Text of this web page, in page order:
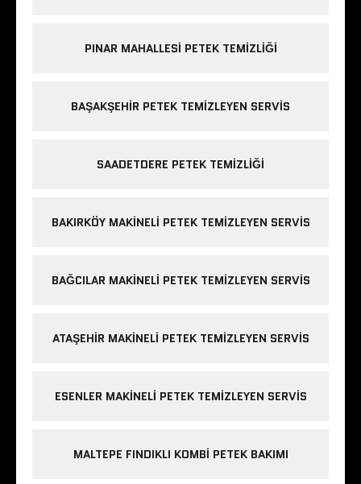
PINAR MAHALLESI PETEK TEMIZLIĞI
BAŞAKŞEHIR PETEK TEMIZLEYEN SERVIS
SAADETDERE PETEK TEMIZLIĞI
BAKIRKÖY MAKINELI PETEK TEMIZLEYEN SERVIS
BAĞCILAR MAKINELI PETEK TEMIZLEYEN SERVIS
ATAŞEHIR MAKINELI PETEK TEMIZLEYEN SERVIS
ESENLER MAKINELI PETEK TEMIZLEYEN SERVIS
MALTEPE FINDIKLI KOMBI PETEK BAKIMI